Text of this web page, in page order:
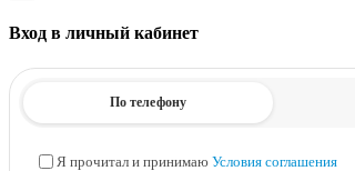
Вход в личный кабинет
По телефону
Я прочитал и принимаю Условия соглашения